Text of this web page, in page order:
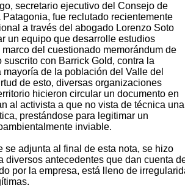
secretario ejecutivo del Consejo de
Patagonia, fue reclutado recientemente
a través del abogado Lorenzo Soto
un equipo que desarrolle estudios
del cuestionado memorándum de
suscrito con Barrick Gold, contra la
mayoría de la población del Valle del
de esto, diversas organizaciones
hicieron circular un documento en
al activista a que no vista de técnica una
prestándose para legitimar un
inviable.
se adjunta al final de esta nota, se hizo
diversos antecedentes que dan cuenta
por la empresa, está lleno de